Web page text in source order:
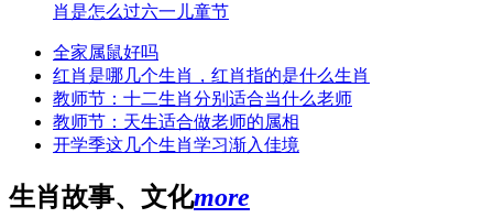
肖是怎么过六一儿童节
全家属鼠好吗
红肖是哪几个生肖，红肖指的是什么生肖
教师节：十二生肖分别适合当什么老师
教师节：天生适合做老师的属相
开学季这几个生肖学习渐入佳境
生肖故事、文化more